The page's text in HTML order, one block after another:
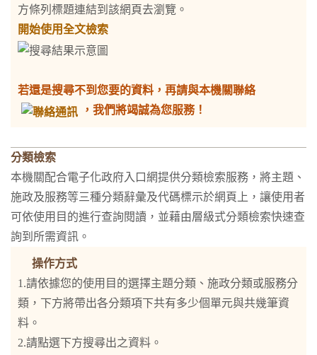
方條列標題連結到該網頁去瀏覽。
開始使用全文檢索
若還是搜尋不到您要的資料，再請與本機關聯絡
，我們將竭誠為您服務！
分類檢索
本機關配合電子化政府入口網提供分類檢索服務，將主題、
施政及服務等三種分類辭彙及代碼標示於網頁上，讓使用者
可依使用目的進行查詢閱讀，並藉由層級式分類檢索快速查
詢到所需資訊。
操作方式
1.請依據您的使用目的選擇主題分類、施政分類或服務分
類，下方將帶出各分類項下共有多少個單元與共幾筆資
料。
2.請點選下方搜尋出之資料。